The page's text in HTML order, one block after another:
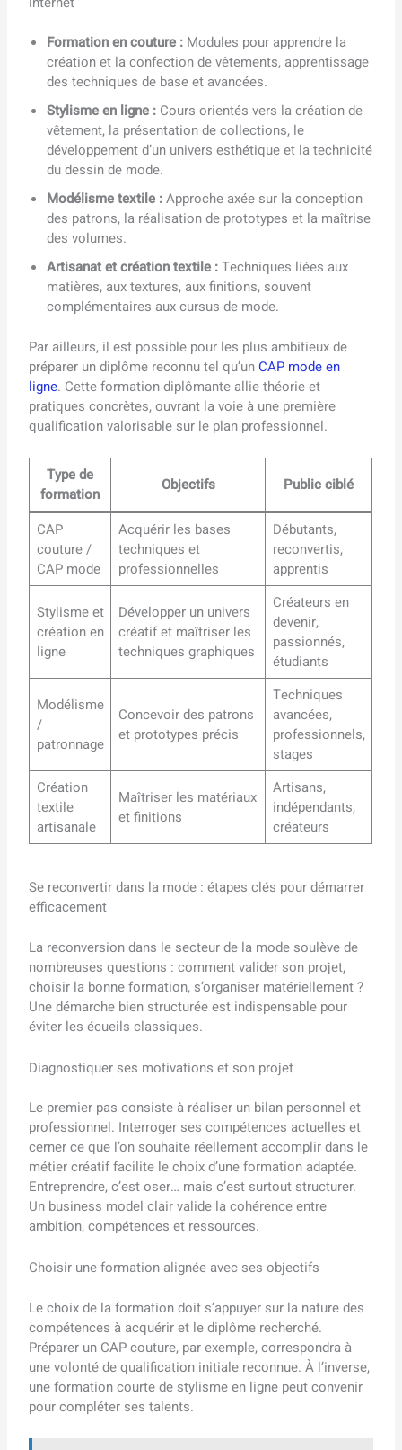
Formation en couture : Modules pour apprendre la
création et la confection de vêtements, apprentissage
des techniques de base et avancées.
Stylisme en ligne : Cours orientés vers la création de
vêtement, la présentation de collections, le
développement d’un univers esthétique et la technicité
du dessin de mode.
Modélisme textile :Approche axée sur la conception
des patrons, la réalisation de prototypes et la maîtrise
des volumes.
Artisanat et création textile :Techniques liées aux
matières, aux textures, aux finitions, souvent
complémentaires aux cursus de mode.
Par ailleurs, il est possible pour les plus ambitieux de
préparer un diplôme reconnu tel qu’unCAP mode en
ligne. Cette formation diplômante allie théorie et
pratiques concrètes, ouvrant la voie à une première
qualification valorisable sur le plan professionnel.
Type de
formation
Objectifs Public ciblé
CAP
couture /
CAP mode
Acquérir les bases
techniques et
professionnelles
Débutants,
reconvertis,
apprentis
Stylisme et
création en
ligne
Développer un univers
créatif et maîtriser les
techniques graphiques
Créateurs en
devenir,
passionnés,
étudiants
Modélisme
/
patronnage
Concevoir des patrons
et prototypes précis
Techniques
avancées,
professionnels,
stages
Création
textile
artisanale
Maîtriser les matériaux
et finitions
Artisans,
indépendants,
créateurs
Se reconvertir dans la mode : étapes clés pour démarrer
efficacement
La reconversion dans le secteur de la mode soulève de
nombreuses questions : comment valider son projet,
choisir la bonne formation, s’organiser matériellement ?
Une démarche bien structurée est indispensable pour
éviter les écueils classiques.
Diagnostiquer ses motivations et son projet
Le premier pas consiste à réaliser un bilan personnel et
professionnel. Interroger ses compétences actuelles et
cerner ce que l’on souhaite réellement accomplir dans le
métier créatif facilite le choix d’une formation adaptée.
Entreprendre, c’est oser… mais c’est surtout structurer.
Un business model clair valide la cohérence entre
ambition, compétences et ressources.
Choisir une formation alignée avec ses objectifs
Le choix de la formation doit s’appuyer sur la nature des
compétences à acquérir et le diplôme recherché.
Préparer un CAP couture, par exemple, correspondra à
une volonté de qualification initiale reconnue. À l’inverse,
une formation courte de stylisme en ligne peut convenir
pour compléter ses talents.